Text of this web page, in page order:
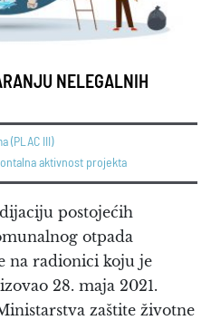
NELEGALNIH
(PLAC III)
aktivnost projekta
postojećih
otpada
na radionici koju je
28. maja 2021.
zaštite životne